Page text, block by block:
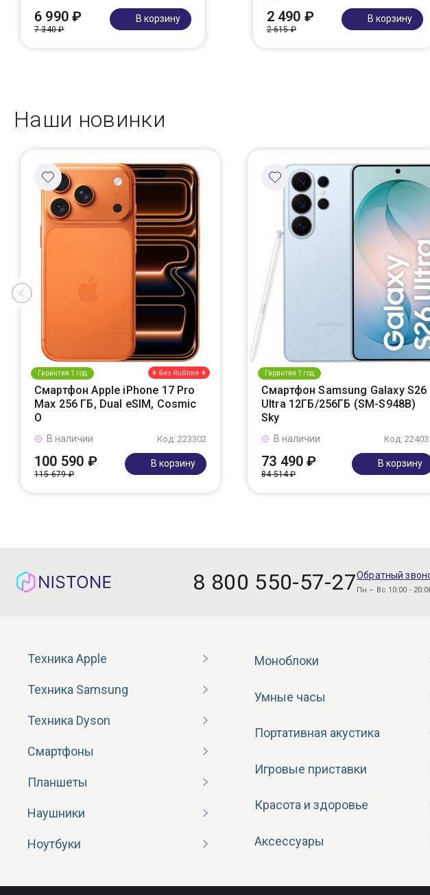
6 990 ₽
7 340 ₽
В корзину 2 490 ₽
2 615 ₽
В корзину
Наши новинки
Гарантия 1 год
Смартфон Apple iPhone 17 Pro
Max 256 ГБ, Dual eSIM, Cosmic
O
Код: 223302
В наличии
100 590 ₽
115 679 ₽
В корзину
Гарантия 1 год
Смартфон Samsung Galaxy S26
Ultra 12ГБ/256ГБ (SM-S948B)
Sky
Код:
В наличии
73 490 ₽
84 514 ₽
В корзину
8 800 550-57-27Обратный
Пн – Вс 10:00 -
Техника Apple
Техника Samsung
Техника Dyson
Смартфоны
Планшеты
Наушники
Ноутбуки
Моноблоки
Умные часы
Портативная акустика
Игровые приставки
Красота и здоровье
Аксессуары